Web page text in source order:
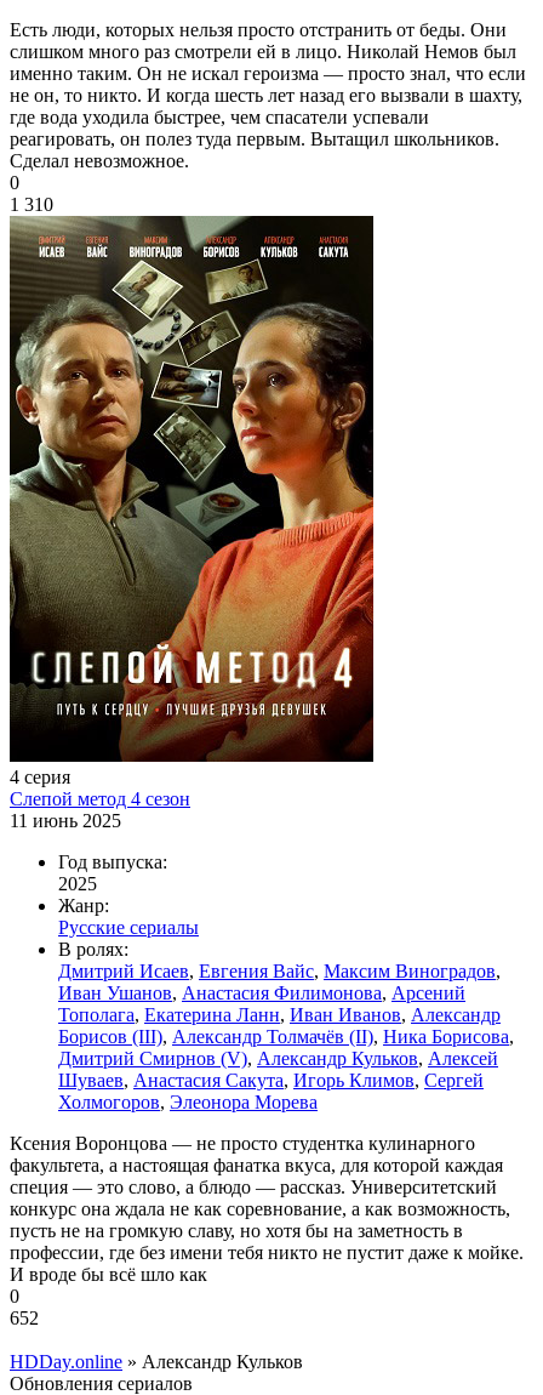
Есть люди, которых нельзя просто отстранить от беды. Они
слишком много раз смотрели ей в лицо. Николай Немов был
именно таким. Он не искал героизма — просто знал, что если
не он, то никто. И когда шесть лет назад его вызвали в шахту,
где вода уходила быстрее, чем спасатели успевали
реагировать, он полез туда первым. Вытащил школьников.
Сделал невозможное.
0
1 310
4 серия
Слепой метод 4 сезон
11 июнь 2025
Год выпуска:
2025
Жанр:
Русские сериалы
В ролях:
Дмитрий Исаев, Евгения Вайс, Максим Виноградов,
Иван Ушанов, Анастасия Филимонова, Арсений
Тополага, Екатерина Ланн, Иван Иванов, Александр
Борисов (III), Александр Толмачёв (II), Ника Борисова,
Дмитрий Смирнов (V), Александр Кульков, Алексей
Шуваев, Анастасия Сакута, Игорь Климов, Сергей
Холмогоров, Элеонора Морева
Ксения Воронцова — не просто студентка кулинарного
факультета, а настоящая фанатка вкуса, для которой каждая
специя — это слово, а блюдо — рассказ. Университетский
конкурс она ждала не как соревнование, а как возможность,
пусть не на громкую славу, но хотя бы на заметность в
профессии, где без имени тебя никто не пустит даже к мойке.
И вроде бы всё шло как
0
652
HDDay.online » Александр Кульков
Обновления сериалов